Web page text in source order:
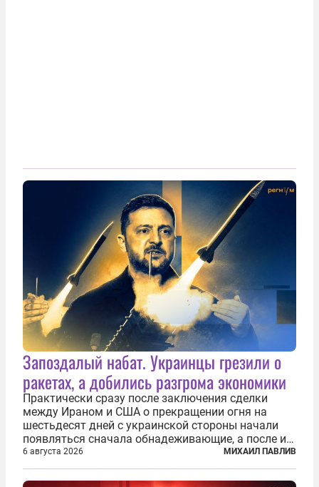
Запоздалый набат. Украинцы грезили о
ракетах, а добились разгрома экономики
Практически сразу после заключения сделки
между Ираном и США о прекращении огня на
шестьдесят дней с украинской стороны начали
появляться сначала обнадеживающие, а после и
вовсе бравурные заявления про некий «перелом»
в войне. Вероятно, в сознании первых лиц
киевского режима и стоящих за ними...
6 августа 2026 МИХАИЛ ПАВЛИВ